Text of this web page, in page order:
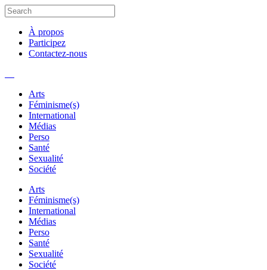
À propos
Participez
Contactez-nous
Arts
Féminisme(s)
International
Médias
Perso
Santé
Sexualité
Société
Arts
Féminisme(s)
International
Médias
Perso
Santé
Sexualité
Société